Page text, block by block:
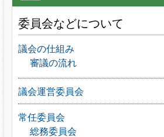
委員会などについて
議会の仕組み
審議の流れ
議会運営委員会
常任委員会
総務委員会